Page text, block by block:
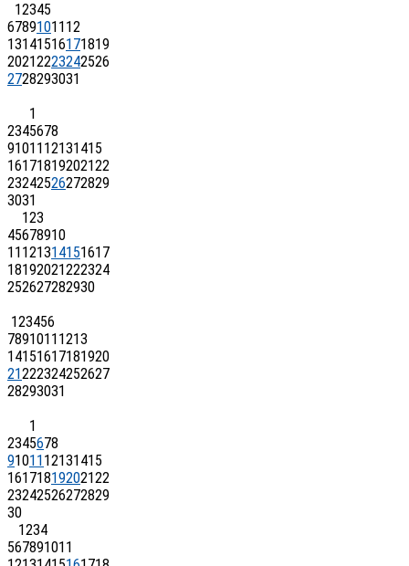
12345
67891011 12
13141516171819
20212223242526
2728293031
1
2345678
91011 12131415
16171819202122
23242526272829
3031
123
45678910
11 121314151617
18192021222324
252627282930
123456
7891011 1213
14151617181920
21222324252627
28293031
1
2345678
91011 12131415
16171819202122
23242526272829
30
1234
567891011